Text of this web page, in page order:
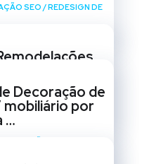
SEO /REDESIGN DE
SEO/ REDESIGN DE
Decoração de
por
…